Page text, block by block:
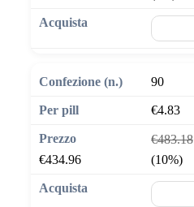
90
€4.83
€483.18
€434.96
(10%)